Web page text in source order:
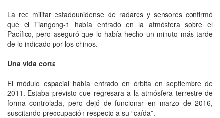
La red militar estadounidense de radares y sensores confirmó
que el Tiangong-1 había entrado en la atmósfera sobre el
Pacífico, pero aseguró que lo había hecho un minuto más tarde
de lo indicado por los chinos.
Una vida corta
El módulo espacial había entrado en órbita en septiembre de
2011. Estaba previsto que regresara a la atmósfera terrestre de
forma controlada, pero dejó de funcionar en marzo de 2016,
suscitando preocupación respecto a su “caída”.